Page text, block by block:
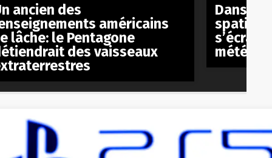
ancien des
américains
lâche: le Pentagone
des vaisseaux
Dans 8
spatiale